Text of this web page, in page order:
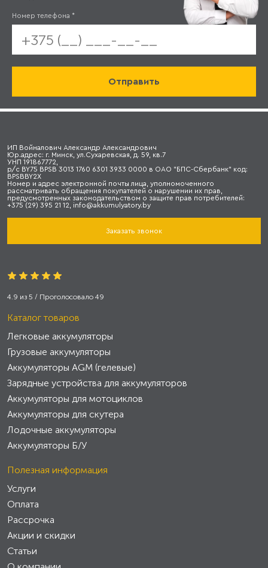
Номер телефона *
ИП Войналович Александр Александрович
Юр.адрес: г. Минск, ул.Сухаревская, д. 59, кв.7
УНП 191867772,
р/с BY75 BPSB 3013 1760 6301 3933 0000 в ОАО "БПС-Сбербанк" код:
BPSBBY2X
Номер и адрес электронной почты лица, уполномоченного
рассматривать обращения покупателей о нарушении их прав,
предусмотренных законодательством о защите прав потребителей:
+375 (29) 395 21 12, info@akkumulyatory.by
Заказать звонок
4.9 из 5 / Проголосовало 49
Каталог товаров
Легковые аккумуляторы
Грузовые аккумуляторы
Аккумуляторы AGM (гелевые)
Зарядные устройства для аккумуляторов
Аккумуляторы для мотоциклов
Аккумуляторы для скутера
Лодочные аккумуляторы
Аккумуляторы Б/У
Полезная информация
Услуги
Оплата
Рассрочка
Акции и скидки
Статьи